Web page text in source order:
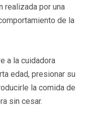
realizada por una
de la
a la cuidadora
edad, presionar su
la comida de
sin cesar.